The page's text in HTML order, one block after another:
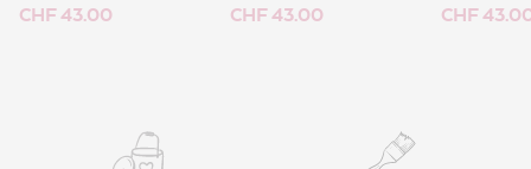
CHF 43.00 CHF 43.00 CHF